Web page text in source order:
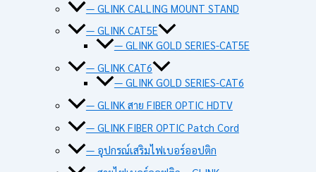
— GLINK CALLING MOUNT STAND
— GLINK CAT5E
— GLINK GOLD SERIES-CAT5E
— GLINK CAT6
— GLINK GOLD SERIES-CAT6
— GLINK สาย FIBER OPTIC HDTV
— GLINK FIBER OPTIC Patch Cord
— อุปกรณ์เสริมไฟเบอร์ออปติก